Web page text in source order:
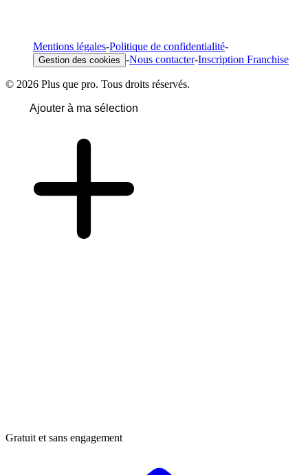
Mentions légales-Politique de confidentialité-
Gestion des cookies -Nous contacter-Inscription Franchise
© 2026 Plus que pro. Tous droits réservés.
Ajouter à ma sélection
Gratuit et sans engagement